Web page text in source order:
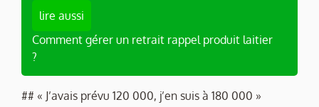
lire aussi
Comment gérer un retrait rappel produit laitier
?
## « J’avais prévu 120 000, j’en suis à 180 000 »